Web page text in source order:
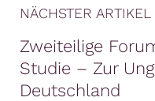
NÄCHSTER ARTIKEL
Zweiteilige
Studie – Zur
Deutschland